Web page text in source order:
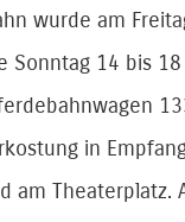
wurde am
Sonntag 14 bis
in
am Theaterplatz.